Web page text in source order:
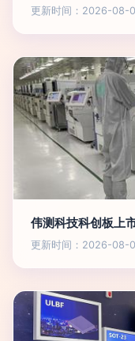
更新时间：2026-08-
伟测科技科创板上
更新时间：2026-08-